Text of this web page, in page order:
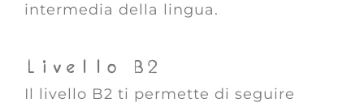
intermedia della lingua.
Livello B2
Il livello B2 ti permette di seguire